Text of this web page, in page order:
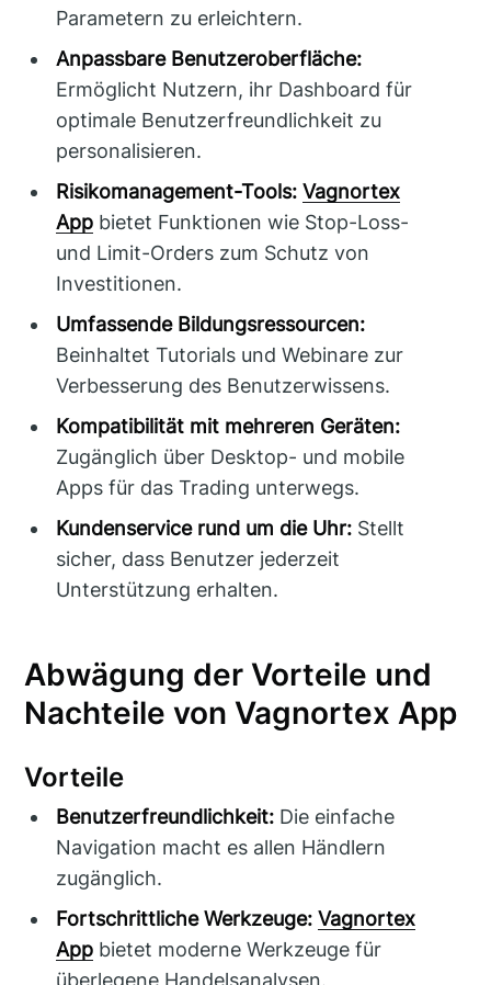
Parametern zu erleichtern.
Anpassbare Benutzeroberfläche:
Ermöglicht Nutzern, ihr Dashboard für
optimale Benutzerfreundlichkeit zu
personalisieren.
Risikomanagement-Tools: Vagnortex
App bietet Funktionen wie Stop-Loss-
und Limit-Orders zum Schutz von
Investitionen.
Umfassende Bildungsressourcen:
Beinhaltet Tutorials und Webinare zur
Verbesserung des Benutzerwissens.
Kompatibilität mit mehreren Geräten:
Zugänglich über Desktop- und mobile
Apps für das Trading unterwegs.
Kundenservice rund um die Uhr: Stellt
sicher, dass Benutzer jederzeit
Unterstützung erhalten.
Abwägung der Vorteile und
Nachteile von Vagnortex App
Vorteile
Benutzerfreundlichkeit: Die einfache
Navigation macht es allen Händlern
zugänglich.
Fortschrittliche Werkzeuge: Vagnortex
App bietet moderne Werkzeuge für
überlegene Handelsanalysen.